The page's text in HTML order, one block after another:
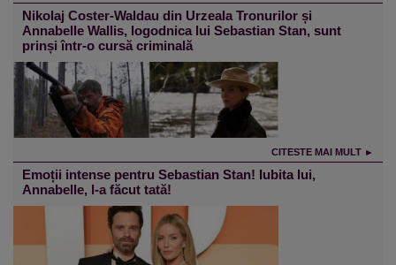
Nikolaj Coster-Waldau din Urzeala Tronurilor și
Annabelle Wallis, logodnica lui Sebastian Stan, sunt
prinși într-o cursă criminală
CITESTE MAI MULT ►
Emoții intense pentru Sebastian Stan! Iubita lui,
Annabelle, l-a făcut tată!